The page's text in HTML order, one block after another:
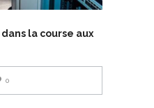
la course aux
0